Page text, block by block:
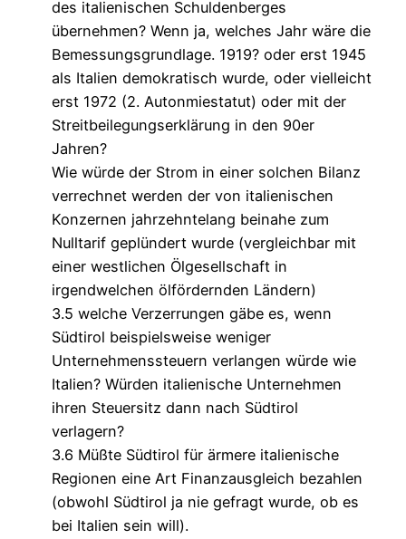
des italienischen Schuldenberges
übernehmen? Wenn ja, welches Jahr wäre die
Bemessungsgrundlage. 1919? oder erst 1945
als Italien demokratisch wurde, oder vielleicht
erst 1972 (2. Autonmiestatut) oder mit der
Streitbeilegungserklärung in den 90er
Jahren?
Wie würde der Strom in einer solchen Bilanz
verrechnet werden der von italienischen
Konzernen jahrzehntelang beinahe zum
Nulltarif geplündert wurde (vergleichbar mit
einer westlichen Ölgesellschaft in
irgendwelchen ölfördernden Ländern)
3.5 welche Verzerrungen gäbe es, wenn
Südtirol beispielsweise weniger
Unternehmenssteuern verlangen würde wie
Italien? Würden italienische Unternehmen
ihren Steuersitz dann nach Südtirol
verlagern?
3.6 Müßte Südtirol für ärmere italienische
Regionen eine Art Finanzausgleich bezahlen
(obwohl Südtirol ja nie gefragt wurde, ob es
bei Italien sein will).